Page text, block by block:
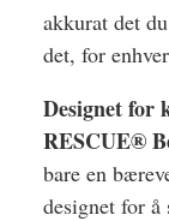
akkurat det
det, for
Designet for
RESCUE®
bare en
designet for